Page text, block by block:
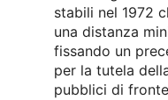
stabili nel 1972
una distanza
fissando un
per la tutela
pubblici di